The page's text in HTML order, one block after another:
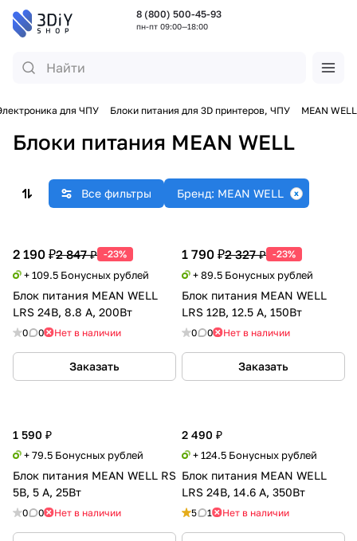
8 (800) 500-45-93
пн-пт 09:00—18:00
для ЧПУ Блоки питания для 3D принтеров, ЧПУ MEAN WELL
Блоки питания MEAN WELL
Все фильтры Бренд: MEAN WELL
2 190 ₽2 847 ₽ -23%
+ 109.5 Бонусных рублей
Блок питания MEAN WELL
LRS 24В, 8.8 А, 200Вт
0 0 Нет в наличии
Заказать
1 790 ₽2 327 ₽ -23%
+ 89.5 Бонусных рублей
Блок питания MEAN WELL
LRS 12В, 12.5 А, 150Вт
0 0 Нет в наличии
Заказать
1 590 ₽
+ 79.5 Бонусных рублей
Блок питания MEAN WELL RS
5В, 5 А, 25Вт
0 0 Нет в наличии
2 490 ₽
+ 124.5 Бонусных рублей
Блок питания MEAN WELL
LRS 24В, 14.6 А, 350Вт
5 1 Нет в наличии